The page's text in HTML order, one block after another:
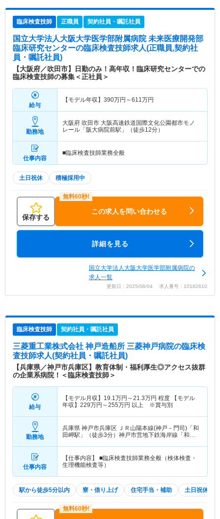
臨床検査技師 正職員 契約社員・嘱託社員
国立大学法人大阪大学医学部附属病院 未来医療開発部
臨床研究センターの臨床検査技師求人(正職員,契約社
員・嘱託社員)
【大阪府／吹田市】日勤のみ！高年収！臨床研究センターでの
臨床検査技師の募集＜正社員＞
給与
【モデル年収】 390万円～611万円
勤務地
大阪府 吹田市 大阪高速鉄道国際文化公園都市モノ
レール「阪大病院前駅」（徒歩12分）
仕事内容
■臨床検査技師業務全般
土日祝休 積極採用中
保存する
この求人を問い合わせる
詳細を見る
国立大学法人大阪大学医学部附属病院の
求人一覧
更新日：2025/08/04 求人番号：10182610
臨床検査技師 契約社員・嘱託社員
三菱重工業株式会社 神戸造船所 三菱神戸病院の臨床検
査技師求人(契約社員・嘱託社員)
【兵庫県／神戸市兵庫区】教育体制・福利厚生◎アクセス抜群
の企業系病院！＜臨床検査技師＞
給与
【モデル月収】 19.1万円～21.3万円 程度 【モデル
年収】 229万円～255万円 以上 ※賞与別
勤務地
兵庫県 神戸市兵庫区 ＪＲ山陽本線(神戸－門司)「和
田岬駅」（徒歩3分）神戸市営地下鉄海岸線「和田
仕事内容
【仕事内容】 ■臨床検査技師業務全般（検体検査・
生理機能検査等）
駅から徒歩5分以内 寮・借り上げ 住宅手当・補助 土日祝休